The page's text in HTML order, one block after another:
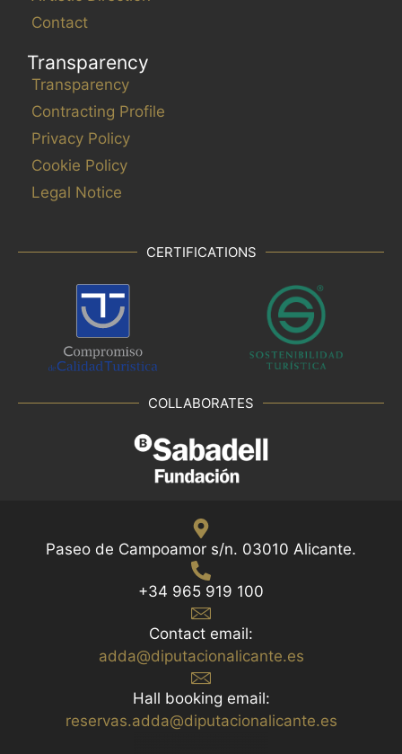
Contact
Transparency
Transparency
Contracting Profile
Privacy Policy
Cookie Policy
Legal Notice
CERTIFICATIONS
COLLABORATES
Paseo de Campoamor s/n. 03010 Alicante.
+34 965 919 100
Contact email:
adda@diputacionalicante.es
Hall booking email:
reservas.adda@diputacionalicante.es